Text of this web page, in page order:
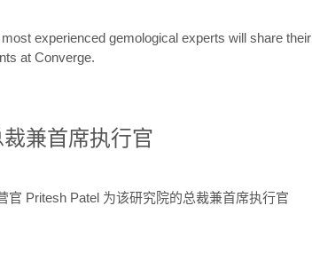
experienced gemological experts will share their
at Converge.
裁兼首席执行官
官 Pritesh Patel 为该研究院的总裁兼首席执行官